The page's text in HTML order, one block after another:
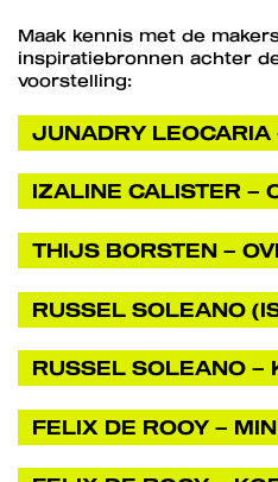
Maak kennis met de
inspiratiebronnen achter
voorstelling:
JUNADRY LEOCARIA
IZALINE CALISTER –
THIJS BORSTEN –
RUSSEL SOLEANO
RUSSEL SOLEANO –
FELIX DE ROOY –